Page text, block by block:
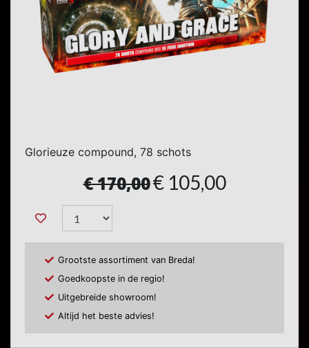
Glorieuze compound, 78 schots
€ 170,00€ 105,00
Grootste assortiment van Breda!
Goedkoopste in de regio!
Uitgebreide showroom!
Altijd het beste advies!